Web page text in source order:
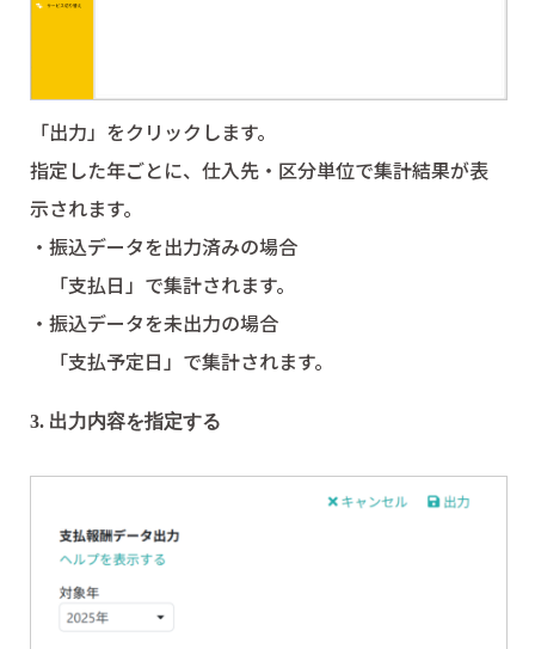
「出力」をクリックします。
指定した年ごとに、仕入先・区分単位で集計結果が表
示されます。
・振込データを出力済みの場合
「支払日」で集計されます。
・振込データを未出力の場合
「支払予定日」で集計されます。
3. 出力内容を指定する